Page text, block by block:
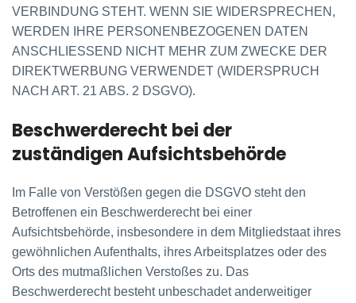
VERBINDUNG STEHT. WENN SIE WIDERSPRECHEN,
WERDEN IHRE PERSONENBEZOGENEN DATEN
ANSCHLIESSEND NICHT MEHR ZUM ZWECKE DER
DIREKTWERBUNG VERWENDET (WIDERSPRUCH
NACH ART. 21 ABS. 2 DSGVO).
Beschwerde­recht bei der
zuständigen Aufsichts­behörde
Im Falle von Verstößen gegen die DSGVO steht den
Betroffenen ein Beschwerderecht bei einer
Aufsichtsbehörde, insbesondere in dem Mitgliedstaat ihres
gewöhnlichen Aufenthalts, ihres Arbeitsplatzes oder des
Orts des mutmaßlichen Verstoßes zu. Das
Beschwerderecht besteht unbeschadet anderweitiger